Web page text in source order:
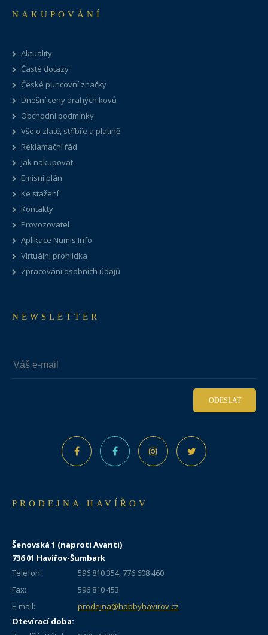
NAKUPOVÁNÍ
Aktuality
Časté dotazy
České puncovní značky
Dnešní ceny drahých kovů
Obchodní podmínky
Vše o zlatě, stříbře a platině
Reklamační řád
Jak nakupovat
Emisní plán
Ke stažení
Kontakty
Provozovatel
Aplikace Numis Info
Virtuální prohlídka
Zpracování osobních údajů
NEWSLETTER
ODESLAT
PRODEJNA HAVÍŘOV
Šenovská 1 (naproti Avanti)
736 01 Havířov-Šumbark
Telefon:
596 810 354, 776 608 460
Fax:
596 810 453
E-mail:
prodejna@hobbyhavirov.cz
Otevírací doba: